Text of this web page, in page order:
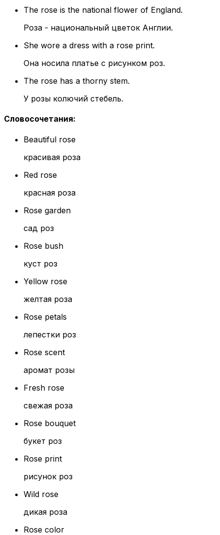
The rose is the national flower of England.
Роза - национальный цветок Англии.
She wore a dress with a rose print.
Она носила платье с рисунком роз.
The rose has a thorny stem.
У розы колючий стебель.
Словосочетания:
Beautiful rose
красивая роза
Red rose
красная роза
Rose garden
сад роз
Rose bush
куст роз
Yellow rose
желтая роза
Rose petals
лепестки роз
Rose scent
аромат розы
Fresh rose
свежая роза
Rose bouquet
букет роз
Rose print
рисунок роз
Wild rose
дикая роза
Rose color